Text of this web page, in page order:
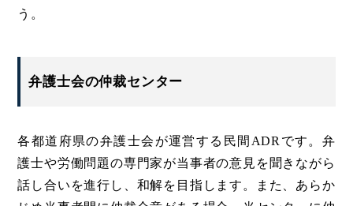
う。
弁護士会の仲裁センター
各都道府県の弁護士会が運営する民間ADRです。弁
護士や労働問題の専門家が当事者の意見を聞きながら
話し合いを進行し、和解を目指します。また、あらか